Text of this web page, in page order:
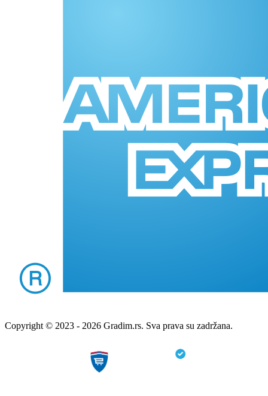
Copyright © 2023 - 2026 Gradim.rs. Sva prava su zadržana.